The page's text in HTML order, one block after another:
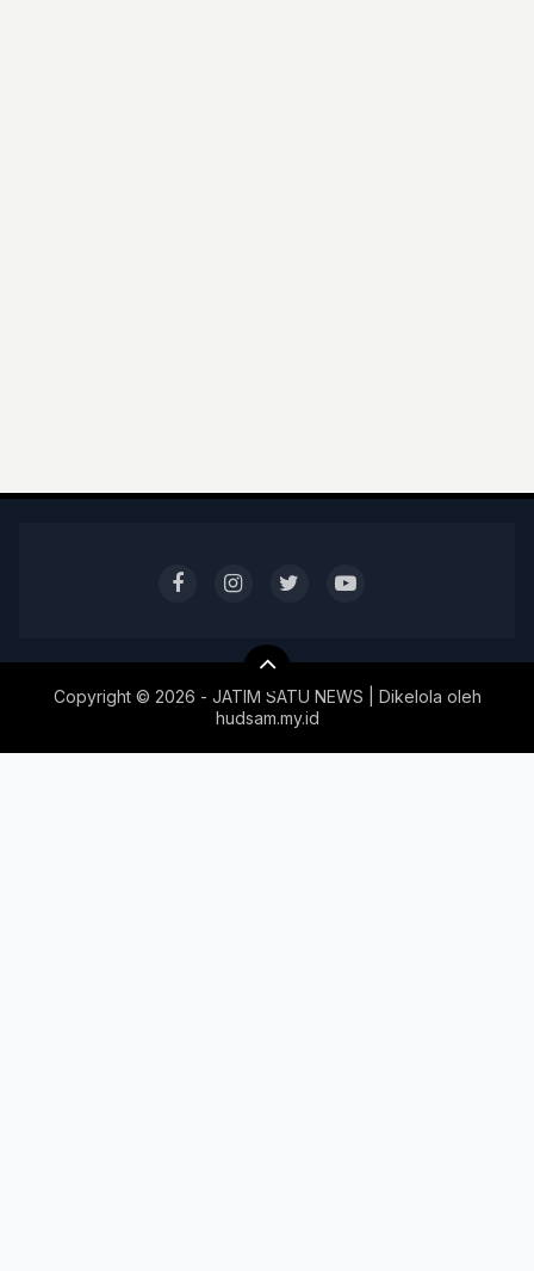
Copyright © 2026 - JATIM SATU NEWS | Dikelola oleh
hudsam.my.id